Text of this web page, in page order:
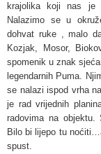
krajolika koji nas je
Nalazimo se u
dohvat ruke , malo
Kozjak, Mosor,
spomenik u znak
legendarnih Puma.
se nalazi ispod vrha
je rad vrijednih
radovima na objektu.
Bilo bi lijepo tu
spust.